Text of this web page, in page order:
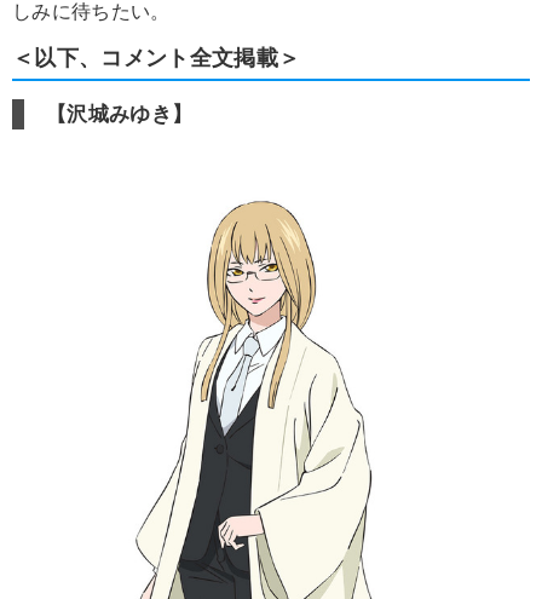
しみに待ちたい。
＜以下、コメント全文掲載＞
【沢城みゆき】